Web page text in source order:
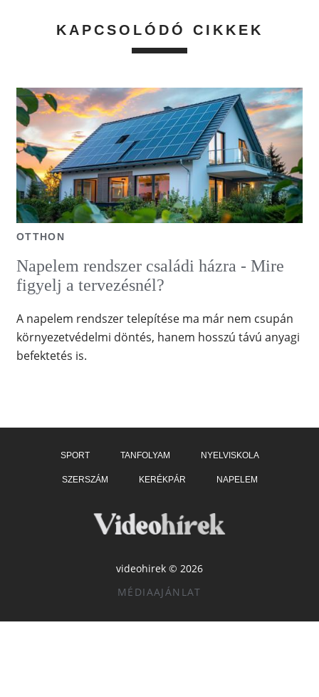
KAPCSOLÓDÓ CIKKEK
OTTHON
Napelem rendszer családi házra - Mire
figyelj a tervezésnél?
A napelem rendszer telepítése ma már nem csupán
környezetvédelmi döntés, hanem hosszú távú anyagi
befektetés is.
SPORT TANFOLYAM NYELVISKOLA
SZERSZÁM KERÉKPÁR NAPELEM
videohirek © 2026
MÉDIAAJÁNLAT